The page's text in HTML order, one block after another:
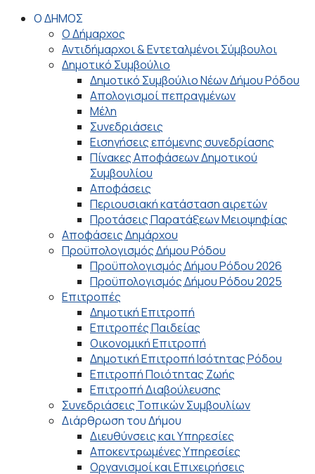
Ο ΔΗΜΟΣ
Ο Δήμαρχος
Αντιδήμαρχοι & Εντεταλμένοι Σύμβουλοι
Δημοτικό Συμβούλιο
Δημοτικό Συμβούλιο Νέων Δήμου Ρόδου
Απολογισμοί πεπραγμένων
Μέλη
Συνεδριάσεις
Εισηγήσεις επόμενης συνεδρίασης
Πίνακες Αποφάσεων Δημοτικού
Συμβουλίου
Αποφάσεις
Περιουσιακή κατάσταση αιρετών
Προτάσεις Παρατάξεων Μειοψηφίας
Αποφάσεις Δημάρχου
Προϋπολογισμός Δήμου Ρόδου
Προϋπολογισμός Δήμου Ρόδου 2026
Προϋπολογισμός Δήμου Ρόδου 2025
Επιτροπές
Δημοτική Επιτροπή
Επιτροπές Παιδείας
Οικονομική Επιτροπή
Δημοτική Επιτροπή Ισότητας Ρόδου
Επιτροπή Ποιότητας Ζωής
Επιτροπή Διαβούλευσης
Συνεδριάσεις Τοπικών Συμβουλίων
Διάρθρωση του Δήμου
Διευθύνσεις και Υπηρεσίες
Αποκεντρωμένες Υπηρεσίες
Οργανισμοί και Επιχειρήσεις